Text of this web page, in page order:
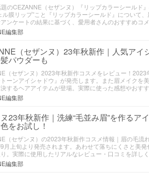
のCEZANNE（セザンヌ）『リップカラーシールド
ル膜リップ”こと『リップカラーシールド』について
ンケートの結果に基づく、愛用者さんのおすすめコ
編集部
（セザンヌ）23年秋新作｜人気アイ
パウダーも
（セザンヌ）2023年秋新作コスメをレビュー！
トーンアイシャドウ』が発売します。また眉メイク
するヘアアイテムが登場。実際に使った感想やおす
編集部
23年秋新作｜洗練“毛並み眉”を作るア
をお試し！
（セザンヌ）の2023年秋新作コスメ情報｜眉の毛流
月上旬より発売されます。あわせて落ちにくさと美
。実際に使用したリアルなレビュー・口コミを詳しく
編集部